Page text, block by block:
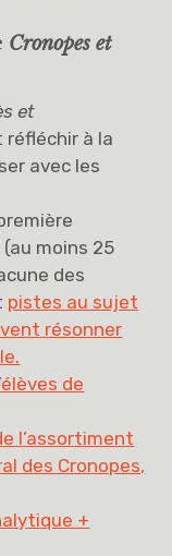
Cronopes et
et
à la
avec les
moins 25
des
pistes au sujet
résonner
de
l’assortiment
des Cronopes,
+